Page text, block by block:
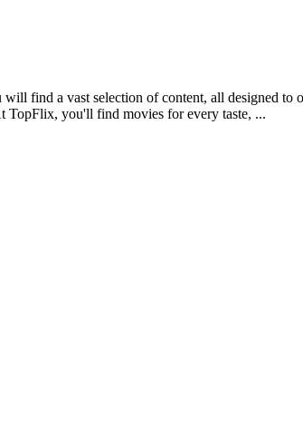
find a vast selection of content, all designed to
TopFlix, you'll find movies for every taste, ...